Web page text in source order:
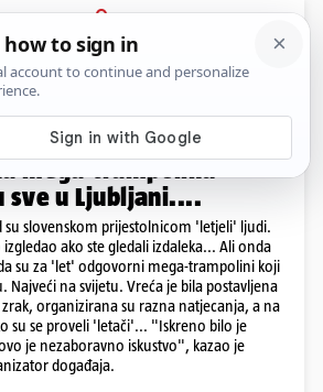
PRIJAVA
Viral Komentari
leti - Slovenac?!
mega-trampolinu
sve u Ljubljani....
su slovenskom prijestolnicom 'letjeli' ljudi.
ako ste gledali izdaleka... Ali onda
su za 'let' odgovorni mega-trampolini koji
Najveći na svijetu. Vreća je bila postavljena
organizirana su razna natjecanja, a na
su se proveli 'letači'... "Iskreno bilo je
je nezaboravno iskustvo", kazao je
događaja.